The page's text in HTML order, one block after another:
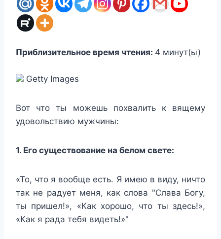
Приблизительное время чтения: 4 минут(ы)
Getty Images
Вот что ты можешь похвалить к вящему
удовольствию мужчины:
1. Его существование на белом свете:
«То, что я вообще есть. Я имею в виду, ничто
так не радует меня, как слова "Слава Богу,
ты пришел!», «Как хорошо, что ты здесь!»,
«Как я рада тебя видеть!»"